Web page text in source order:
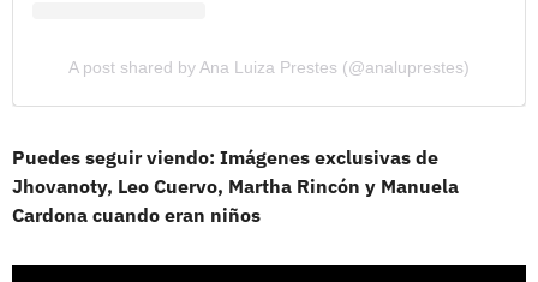
A post shared by Ana Luiza Prestes (@analuprestes)
Puedes seguir viendo: Imágenes exclusivas de
Jhovanoty, Leo Cuervo, Martha Rincón y Manuela
Cardona cuando eran niños